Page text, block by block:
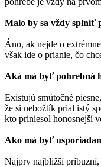
Malo by sa vždy splniť
Áno, ak nejde o
však ide o prianie, čo
Aká má byť pohrebná
Existujú smútočné
že si nebožtík prial istý
kto priniesol honosnejší
Ako má byť
Najprv najbližší